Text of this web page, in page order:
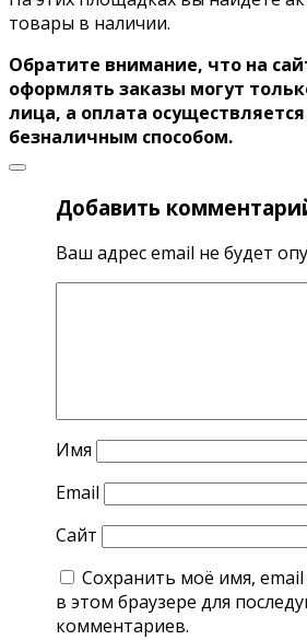
товары в наличии.
Обратите внимание, что на
оформлять заказы могут
лица, а оплата
безналичным способом.
Добавить
Ваш адрес email не будет
Имя
Email
Сайт
Сохранить моё имя, email
в этом браузере для
комментариев.